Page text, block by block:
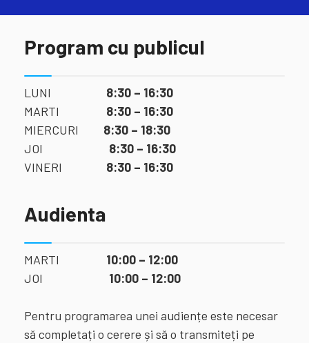
Program cu publicul
LUNI 8:30 – 16:30
MARTI 8:30 – 16:30
MIERCURI 8:30 – 18:30
JOI 8:30 – 16:30
VINERI 8:30 – 16:30
Audienta
MARTI 10:00 – 12:00
JOI 10:00 – 12:00
Pentru programarea unei audiențe este necesar
să completați o cerere și să o transmiteți pe